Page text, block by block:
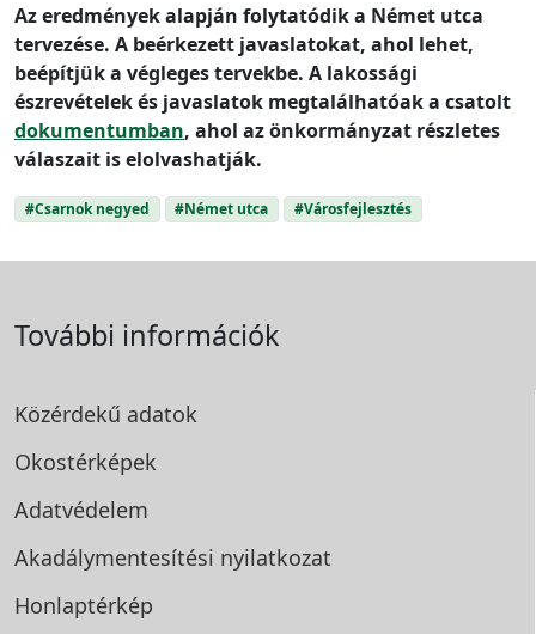
Az eredmények alapján folytatódik a Német utca
tervezése. A beérkezett javaslatokat, ahol lehet,
beépítjük a végleges tervekbe. A lakossági
észrevételek és javaslatok megtalálhatóak a csatolt
dokumentumban, ahol az önkormányzat részletes
válaszait is elolvashatják.
#Csarnok negyed #Német utca #Városfejlesztés
További információk
Közérdekű adatok
Okostérképek
Adatvédelem
Akadálymentesítési nyilatkozat
Honlaptérkép